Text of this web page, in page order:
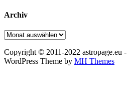
Archiv
Archiv
Copyright © 2011-2022 astropage.eu -
WordPress Theme by MH Themes